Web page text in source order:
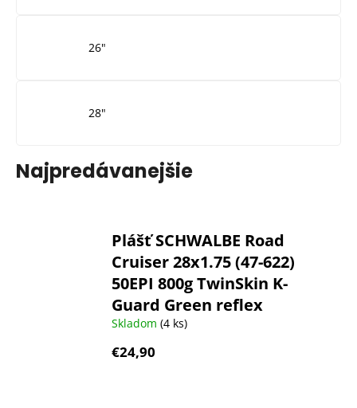
26"
28"
Najpredávanejšie
Plášť SCHWALBE Road
Cruiser 28x1.75 (47-622)
50EPI 800g TwinSkin K-
Guard Green reflex
Skladom (4 ks)
€24,90